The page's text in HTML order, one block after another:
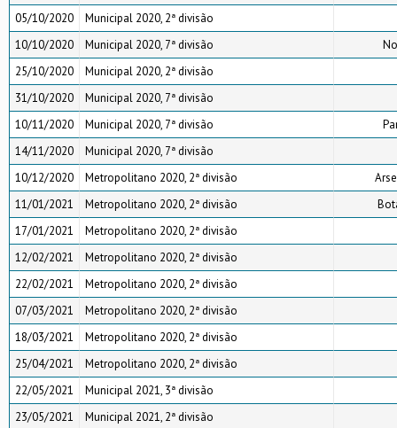
05/10/2020
Municipal 2020, 2ª divisão
10/10/2020
Municipal 2020, 7ª divisão
25/10/2020
Municipal 2020, 2ª divisão
31/10/2020
Municipal 2020, 7ª divisão
10/11/2020
Municipal 2020, 7ª divisão
14/11/2020
Municipal 2020, 7ª divisão
10/12/2020
Metropolitano 2020, 2ª divisão
11/01/2021
Metropolitano 2020, 2ª divisão
17/01/2021
Metropolitano 2020, 2ª divisão
12/02/2021
Metropolitano 2020, 2ª divisão
22/02/2021
Metropolitano 2020, 2ª divisão
07/03/2021
Metropolitano 2020, 2ª divisão
18/03/2021
Metropolitano 2020, 2ª divisão
25/04/2021
Metropolitano 2020, 2ª divisão
22/05/2021
Municipal 2021, 3ª divisão
23/05/2021
Municipal 2021, 2ª divisão